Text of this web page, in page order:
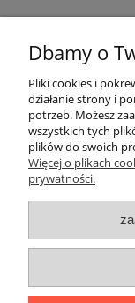
Dbamy o
Pliki cookies i
działanie strony i
potrzeb. Możesz
wszystkich tych
plików do swoich
Więcej o plikach
prywatności.